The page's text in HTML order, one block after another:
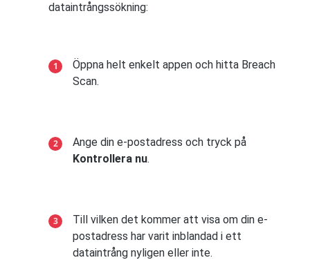
dataintrångssökning:
Öppna helt enkelt appen och hitta Breach
Scan.
Ange din e-postadress och tryck på
Kontrollera nu.
Till vilken det kommer att visa om din e-
postadress har varit inblandad i ett
dataintrång nyligen eller inte.